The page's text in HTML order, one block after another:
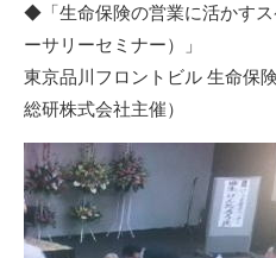
◆「生命保険の営業に活かす
ーサリーセミナー）
」
東京品川フロントビル 生命保
総研株式会社主催）